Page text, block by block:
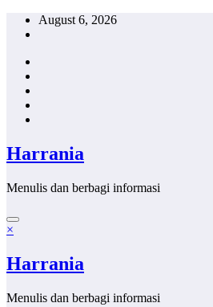
Skip
August 6, 2026
Harrania
Menulis dan berbagi informasi
×
Harrania
Menulis dan berbagi informasi